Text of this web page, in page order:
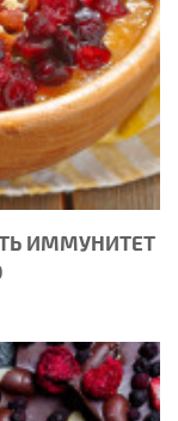
ИММУНИТЕТ